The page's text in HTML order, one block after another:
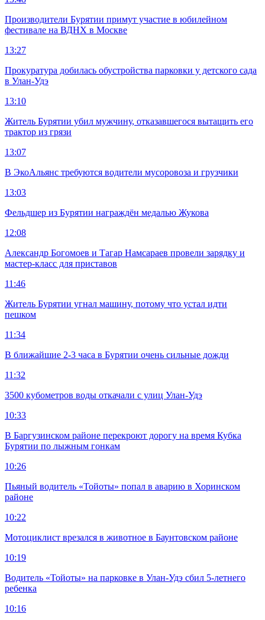
Производители Бурятии примут участие в юбилейном
фестивале на ВДНХ в Москве
13:27
Прокуратура добилась обустройства парковки у детского сада
в Улан-Удэ
13:10
Житель Бурятии убил мужчину, отказавшегося вытащить его
трактор из грязи
13:07
В ЭкоАльянс требуются водители мусоровоза и грузчики
13:03
Фельдшер из Бурятии награждён медалью Жукова
12:08
Александр Богомоев и Тагар Намсараев провели зарядку и
мастер-класс для приставов
11:46
Житель Бурятии угнал машину, потому что устал идти
пешком
11:34
В ближайшие 2-3 часа в Бурятии очень сильные дожди
11:32
3500 кубометров воды откачали с улиц Улан-Удэ
10:33
В Баргузинском районе перекроют дорогу на время Кубка
Бурятии по лыжным гонкам
10:26
Пьяный водитель «Тойоты» попал в аварию в Хоринском
районе
10:22
Мотоциклист врезался в животное в Баунтовском районе
10:19
Водитель «Тойоты» на парковке в Улан-Удэ сбил 5-летнего
ребенка
10:16